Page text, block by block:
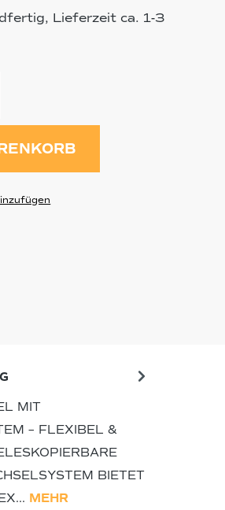
Lieferzeit ca. 1-3
MIT
– FLEXIBEL &
BIETET
MEHR